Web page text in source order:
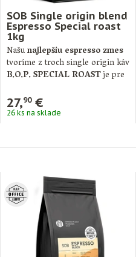
SOB Single origin blend
Espresso Special roast
1kg
Našunajlepšiu espresso zmes
tvoríme z troch single origin káv
B.O.P. SPECIAL ROASTje pre
27,90€
26 ks na sklade